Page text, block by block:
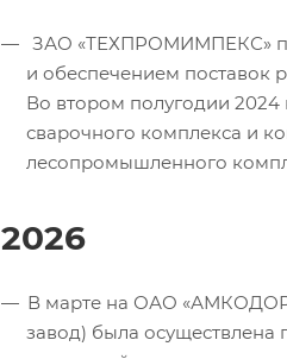
ЗАО «ТЕХПРОМИМПЕКС»
и обеспечением поставок
Во втором полугодии
сварочного комплекса и
лесопромышленного
2026
В марте на ОАО
завод) была осуществлена